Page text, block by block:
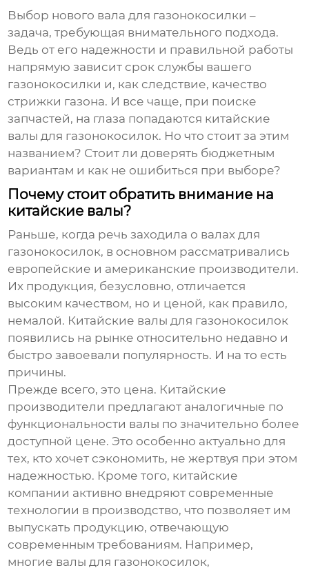
Выбор нового вала для газонокосилки –
задача, требующая внимательного подхода.
Ведь от его надежности и правильной работы
напрямую зависит срок службы вашего
газонокосилки и, как следствие, качество
стрижки газона. И все чаще, при поиске
запчастей, на глаза попадаются китайские
валы для газонокосилок. Но что стоит за этим
названием? Стоит ли доверять бюджетным
вариантам и как не ошибиться при выборе?
Почему стоит обратить внимание на
китайские валы?
Раньше, когда речь заходила о валах для
газонокосилок, в основном рассматривались
европейские и американские производители.
Их продукция, безусловно, отличается
высоким качеством, но и ценой, как правило,
немалой. Китайские валы для газонокосилок
появились на рынке относительно недавно и
быстро завоевали популярность. И на то есть
причины.
Прежде всего, это цена. Китайские
производители предлагают аналогичные по
функциональности валы по значительно более
доступной цене. Это особенно актуально для
тех, кто хочет сэкономить, не жертвуя при этом
надежностью. Кроме того, китайские
компании активно внедряют современные
технологии в производство, что позволяет им
выпускать продукцию, отвечающую
современным требованиям. Например,
многие валы для газонокосилок,